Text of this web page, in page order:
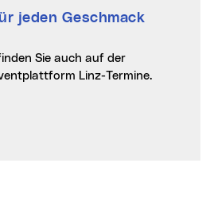
jeden Geschmack
Linz-Termine.